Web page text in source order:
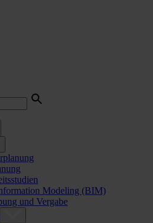
Modeling (BIM)
und Vergabe